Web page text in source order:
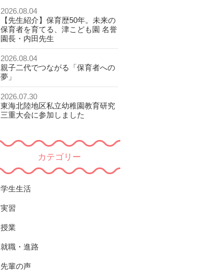
2026.08.04
【先生紹介】保育歴50年。未来の
保育者を育てる、津こども園 名誉
園長・内田先生
2026.08.04
親子二代でつながる「保育者への
夢」
2026.07.30
東海北陸地区私立幼稚園教育研究
三重大会に参加しました
カテゴリー
学生生活
実習
授業
就職・進路
先輩の声